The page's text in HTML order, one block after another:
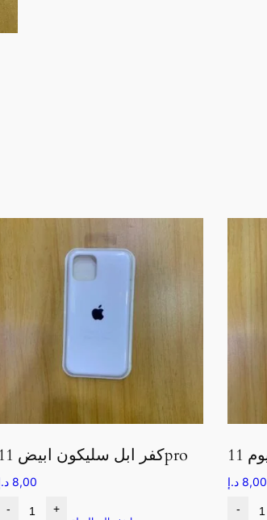
كفر ابل سليكون ابيض 11pro
8,00
- +
8,00 د.إ
-